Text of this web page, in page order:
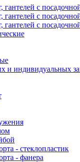
гантелей с
гантелей с
гантелей с
и индивидуальных
- стеклопластик
- фанера